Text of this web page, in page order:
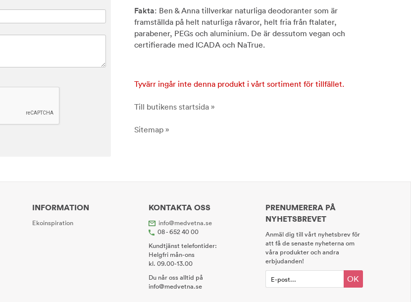
Fakta: Ben & Anna tillverkar naturliga deodoranter som är
framställda på helt naturliga råvaror, helt fria från ftalater,
parabener, PEGs och aluminium. De är dessutom vegan och
certifierade med ICADA och NaTrue.
Tyvärr ingår inte denna produkt i vårt sortiment för tillfället.
Till butikens startsida »
Sitemap »
INFORMATION
Ekoinspiration
KONTAKTA OSS
info@medvetna.se
08 - 652 40 00
Kundtjänst telefontider:
Helgfri mån-ons
kl. 09.00-13.00
Du når oss alltid på
info@medvetna.se
PRENUMERERA PÅ
NYHETSBREVET
Anmäl dig till vårt nyhetsbrev för
att få de senaste nyheterna om
våra produkter och andra
erbjudanden!
OK